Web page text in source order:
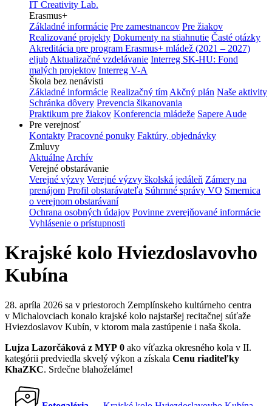
IT Creativity Lab.
Erasmus+
Základné informácie Pre zamestnancov Pre žiakov
Realizované projekty Dokumenty na stiahnutie Časté otázky
Akreditácia pre program Erasmus+ mládež (2021 – 2027)
eljub Aktualizačné vzdelávanie Interreg SK-HU: Fond
malých projektov Interreg V-A
Škola bez nenávisti
Základné informácie Realizačný tím Akčný plán Naše aktivity
Schránka dôvery Prevencia šikanovania
Praktikum pre žiakov Konferencia mládeže Sapere Aude
Pre verejnosť
Kontakty Pracovné ponuky Faktúry, objednávky
Zmluvy
Aktuálne Archív
Verejné obstarávanie
Verejné výzvy Verejné výzvy školská jedáleň Zámery na
prenájom Profil obstarávateľa Súhrnné správy VO Smernica
o verejnom obstarávaní
Ochrana osobných údajov Povinne zverejňované informácie
Vyhlásenie o prístupnosti
Krajské kolo Hviezdoslavovho
Kubína
28. apríla 2026 sa v priestoroch Zemplínskeho kultúrneho centra
v Michalovciach konalo krajské kolo najstaršej recitačnej súťaže
Hviezdoslavov Kubín, v ktorom mala zastúpenie i naša škola.
Lujza Lazorčáková z MYP 0 ako víťazka okresného kola v II.
kategórii predviedla skvelý výkon a získala Cenu riaditeľky
KhaZKC. Srdečne blahoželáme!